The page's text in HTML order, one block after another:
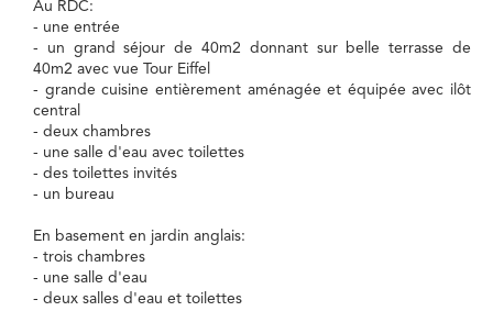
Au RDC:
- une entrée
- un grand séjour de 40m2 donnant sur belle terrasse de
40m2 avec vue Tour Eiffel
- grande cuisine entièrement aménagée et équipée avec ilôt
central
- deux chambres
- une salle d'eau avec toilettes
- des toilettes invités
- un bureau
En basement en jardin anglais:
- trois chambres
- une salle d'eau
- deux salles d'eau et toilettes